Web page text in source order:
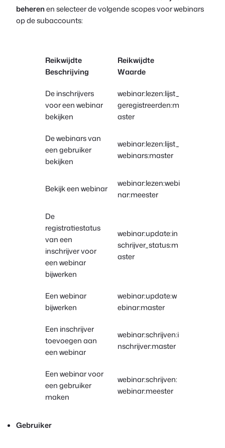
beherenen selecteer de volgende scopes voor webinars
op de subaccounts:
Reikwijdte
Beschrijving
Reikwijdte
Waarde
De inschrijvers
voor een webinar
bekijken
webinar:lezen:lijst_
geregistreerden:m
aster
De webinars van
een gebruiker
bekijken
webinar:lezen:lijst_
webinars:master
Bekijk een webinar
webinar:lezen:webi
nar:meester
De
registratiestatus
van een
inschrijver voor
een webinar
bijwerken
webinar:update:in
schrijver_status:m
aster
Een webinar
bijwerken
webinar:update:w
ebinar:master
Een inschrijver
toevoegen aan
een webinar
webinar:schrijven:i
nschrijver:master
Een webinar voor
een gebruiker
maken
webinar:schrijven:
webinar:meester
Gebruiker